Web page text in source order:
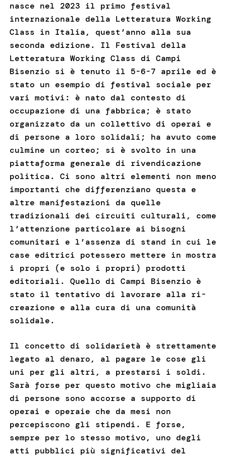
nasce nel 2023 il primo festival
internazionale della Letteratura Working
Class in Italia, quest’anno alla sua
seconda edizione. Il Festival della
Letteratura Working Class di Campi
Bisenzio si è tenuto il 5-6-7 aprile ed è
stato un esempio di festival sociale per
vari motivi: è nato dal contesto di
occupazione di una fabbrica; è stato
organizzato da un collettivo di operai e
di persone a loro solidali; ha avuto come
culmine un corteo; si è svolto in una
piattaforma generale di rivendicazione
politica. Ci sono altri elementi non meno
importanti che differenziano questa e
altre manifestazioni da quelle
tradizionali dei circuiti culturali, come
l’attenzione particolare ai bisogni
comunitari e l’assenza di stand in cui le
case editrici potessero mettere in mostra
i propri (e solo i propri) prodotti
editoriali. Quello di Campi Bisenzio è
stato il tentativo di lavorare alla ri-
creazione e alla cura di una comunità
solidale.
Il concetto di solidarietà è strettamente
legato al denaro, al pagare le cose gli
uni per gli altri, a prestarsi i soldi.
Sarà forse per questo motivo che migliaia
di persone sono accorse a supporto di
operai e operaie che da mesi non
percepiscono gli stipendi. E forse,
sempre per lo stesso motivo, uno degli
atti pubblici più significativi del